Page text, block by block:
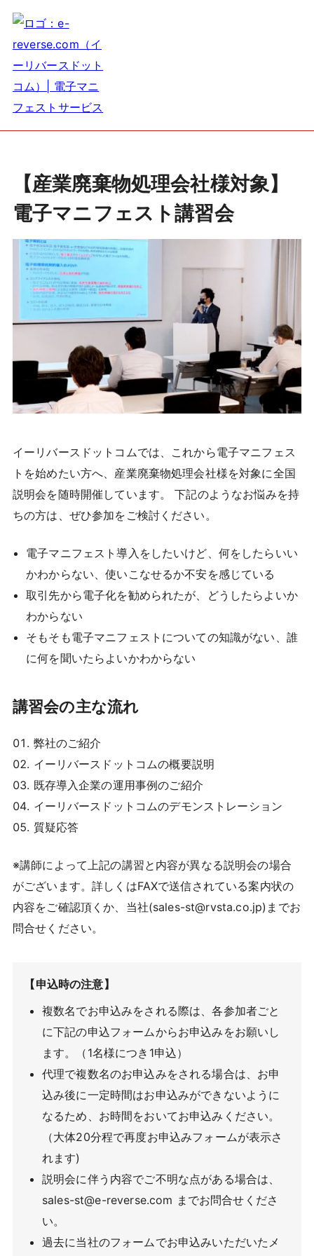
【産業廃棄物処理会社様対象】
電子マニフェスト講習会
イーリバースドットコムでは、これから電子マニフェス
トを始めたい方へ、産業廃棄物処理会社様を対象に全国
説明会を随時開催しています。 下記のようなお悩みを持
ちの方は、ぜひ参加をご検討ください。
電子マニフェスト導入をしたいけど、何をしたらいい
かわからない、使いこなせるか不安を感じている
取引先から電子化を勧められたが、どうしたらよいか
わからない
そもそも電子マニフェストについての知識がない、誰
に何を聞いたらよいかわからない
講習会の主な流れ
弊社のご紹介
イーリバースドットコムの概要説明
既存導入企業の運用事例のご紹介
イーリバースドットコムのデモンストレーション
質疑応答
※講師によって上記の講習と内容が異なる説明会の場合
がございます。詳しくはFAXで送信されている案内状の
内容をご確認頂くか、当社(sales-st@rvsta.co.jp)までお
問合せください。
【申込時の注意】
複数名でお申込みをされる際は、各参加者ごと
に下記の申込フォームからお申込みをお願いし
ます。（1名様につき1申込）
代理で複数名のお申込みをされる場合は、お申
込み後に一定時間はお申込みができないように
なるため、お時間をおいてお申込みください。
（大体20分程で再度お申込みフォームが表示さ
れます)
説明会に伴う内容でご不明な点がある場合は、
sales-st@e-reverse.com までお問合せくださ
い。
過去に当社のフォームでお申込みいただいたメ